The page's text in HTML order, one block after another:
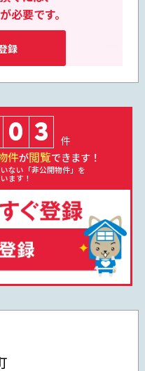
必要です。
録
0 3 件
件が閲覧できます！
ない「非公開物件」を
ます！